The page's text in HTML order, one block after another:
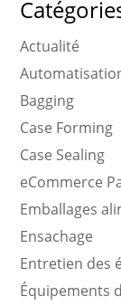
Actualité
Bagging
Case Forming
Case Sealing
eCommerce
Emballages
Ensachage
Entretien des
Équipements